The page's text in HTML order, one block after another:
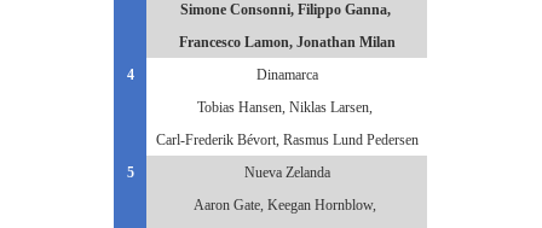
Simone Consonni, Filippo Ganna,
Francesco Lamon, Jonathan Milan
4
Dinamarca
Tobias Hansen, Niklas Larsen,
Carl-Frederik Bévort, Rasmus Lund Pedersen
5
Nueva Zelanda
Aaron Gate, Keegan Hornblow,